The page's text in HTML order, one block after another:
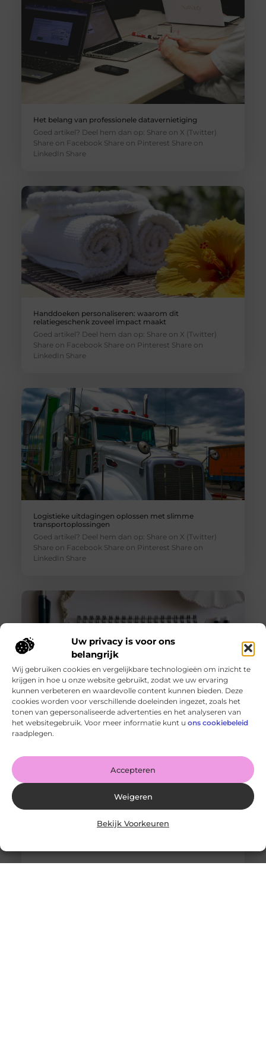
Uw privacy is voor ons
belangrijk
Wij gebruiken cookies en vergelijkbare technologieën om inzicht te
krijgen in hoe u onze website gebruikt, zodat we uw ervaring
kunnen verbeteren en waardevolle content kunnen bieden. Deze
cookies worden voor verschillende doeleinden ingezet, zoals het
tonen van gepersonaliseerde advertenties en het analyseren van
het websitegebruik. Voor meer informatie kunt u ons cookiebeleid
raadplegen.
Accepteren
Weigeren
Bekijk Voorkeuren
Het belang van professionele datavernietiging
Goed artikel? Deel hem dan op: Share on X (Twitter)
Share on Facebook Share on Pinterest Share on
LinkedIn Share
Handdoeken personaliseren: waarom dit
relatiegeschenk zoveel impact maakt
Goed artikel? Deel hem dan op: Share on X (Twitter)
Share on Facebook Share on Pinterest Share on
LinkedIn Share
Logistieke uitdagingen oplossen met slimme
transportoplossingen
Goed artikel? Deel hem dan op: Share on X (Twitter)
Share on Facebook Share on Pinterest Share on
LinkedIn Share
De voordelen van het drukken van kalenders voor jouw
bedrijf!
Goed artikel? Deel hem dan op: Share on X (Twitter)